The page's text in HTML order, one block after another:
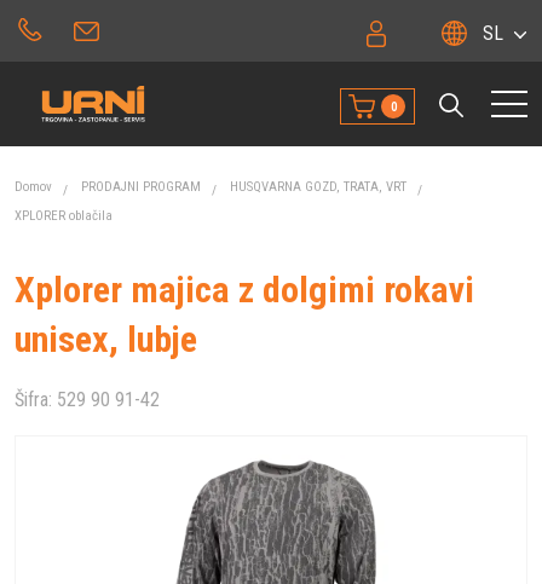
SL
0
Domov PRODAJNI PROGRAM
HUSQVARNA GOZD, TRATA, VRT
XPLORER oblačila
Xplorer majica z dolgimi rokavi
unisex, lubje
Šifra: 529 90 91-42